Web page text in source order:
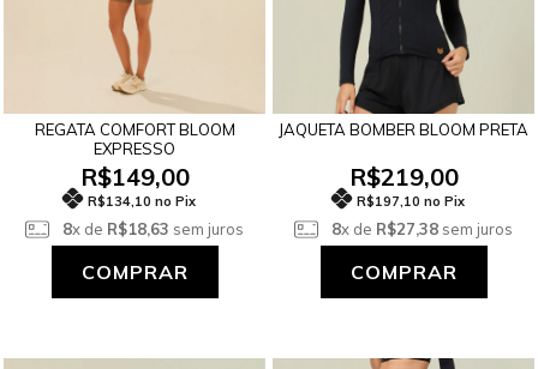
REGATA COMFORT BLOOM
EXPRESSO
R$149,00
R$134,10 no Pix
8x de R$18,63 sem juros
COMPRAR
JAQUETA BOMBER BLOOM PRETA
R$219,00
R$197,10 no Pix
8x de R$27,38sem juros
COMPRAR